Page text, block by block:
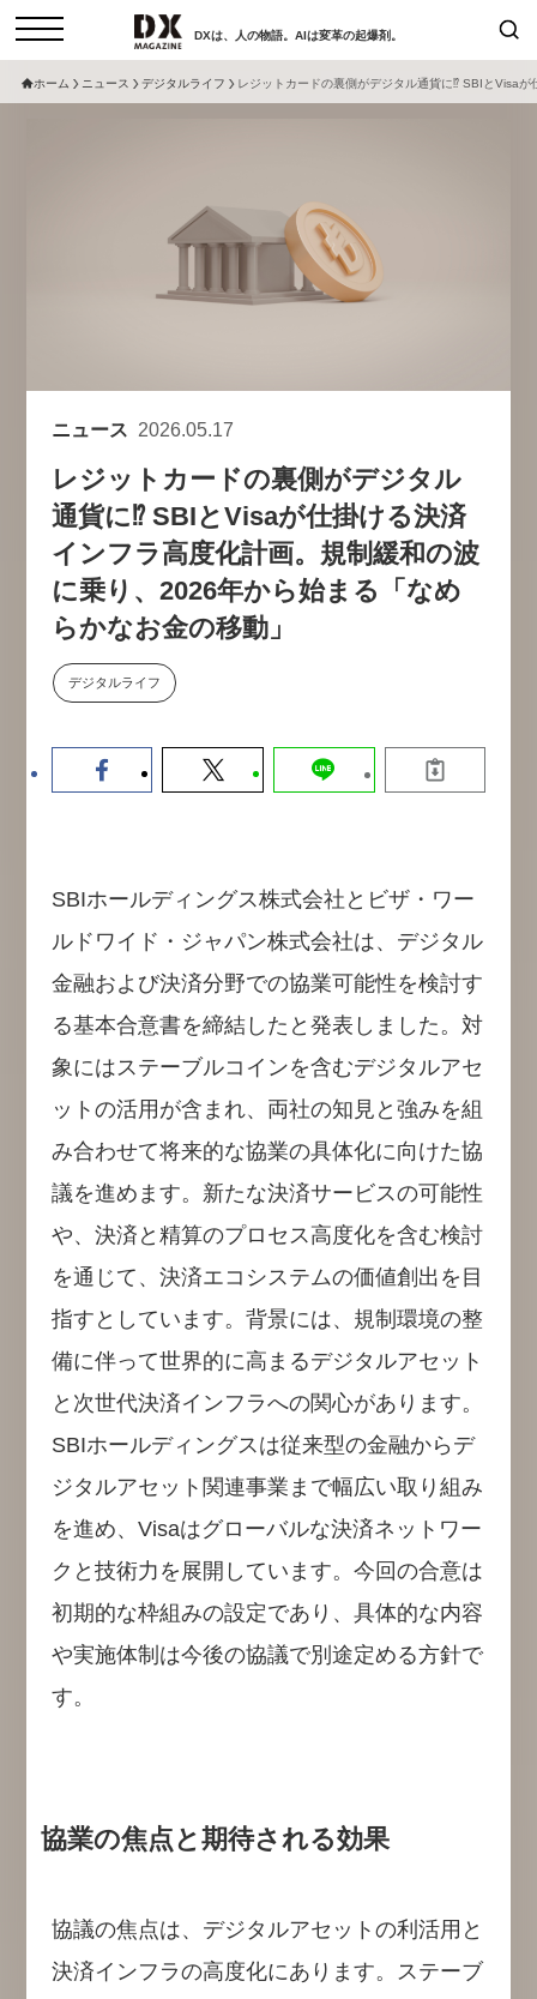
DXは、人の物語。AIは変革の起爆剤。
日本オムニチャネル協会
トップページ
特集
お問い合わせ
個人情報保護法について
採用情報
現在開催予定のセミナー
新潮流から学ぶ〜
セミナー
【8/12開催】「イノベーションを
数値化する」～投資される事業の
基準と、終活DX「SouSou」に
学ぶ資金調達・巻き込みのリアル
～
ホーム ニュース デジタルライフ レジットカードの裏側がデジタル通貨に⁉ SBIとVisa
ニュース 2026.05.17
レジットカードの裏側がデジタル
通貨に⁉ SBIとVisaが仕掛ける決済
インフラ高度化計画。規制緩和の波
に乗り、2026年から始まる「なめ
らかなお金の移動」
デジタルライフ
SBIホールディングス株式会社とビザ・ワー
ルドワイド・ジャパン株式会社は、デジタル
金融および決済分野での協業可能性を検討す
る基本合意書を締結したと発表しました。対
象にはステーブルコインを含むデジタルアセ
ットの活用が含まれ、両社の知見と強みを組
み合わせて将来的な協業の具体化に向けた協
議を進めます。新たな決済サービスの可能性
や、決済と精算のプロセス高度化を含む検討
を通じて、決済エコシステムの価値創出を目
指すとしています。背景には、規制環境の整
備に伴って世界的に高まるデジタルアセット
と次世代決済インフラへの関心があります。
SBIホールディングスは従来型の金融からデ
ジタルアセット関連事業まで幅広い取り組み
を進め、Visaはグローバルな決済ネットワー
クと技術力を展開しています。今回の合意は
初期的な枠組みの設定であり、具体的な内容
や実施体制は今後の協議で別途定める方針で
す。
協業の焦点と期待される効果
協議の焦点は、デジタルアセットの利活用と
決済インフラの高度化にあります。ステーブ